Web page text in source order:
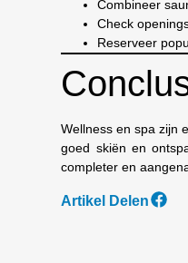
Combineer
Check
Reserveer
Wellness en spa zijn
goed skiën en
completer en
Artikel Delen